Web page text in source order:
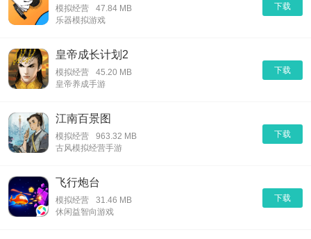
下载
模拟经营
47.84 MB
乐器模拟游戏
下载
皇帝成长计划2
模拟经营
45.20 MB
皇帝养成手游
下载
江南百景图
模拟经营
963.32 MB
古风模拟经营手游
下载
飞行炮台
模拟经营
31.46 MB
休闲益智向游戏